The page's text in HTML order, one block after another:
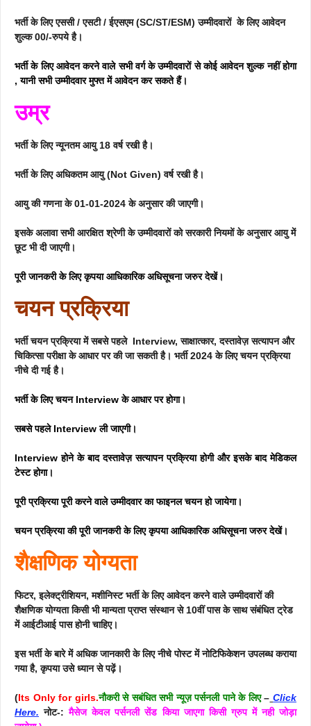
भर्ती के लिए एससी / एसटी / ईएसएम (SC/ST/ESM) उम्मीदवारों के लिए आवेदन
शुल्क 00/-रुपये है।
भर्ती के लिए आवेदन करने वाले सभी वर्ग के उम्मीदवारों से कोई आवेदन शुल्क नहीं होगा
, यानी सभी उम्मीदवार मुफ्त में आवेदन कर सकते हैं।
उम्र
भर्ती के लिए न्यूनतम आयु 18 वर्ष रखी है।
भर्ती के लिए अधिकतम आयु (Not Given) वर्ष रखी है।
आयु की गणना के 01-01-2024 के अनुसार की जाएगी।
इसके अलावा सभी आरक्षित श्रेणी के उम्मीदवारों को सरकारी नियमों के अनुसार आयु में
छूट भी दी जाएगी।
पूरी जानकरी के लिए कृपया आधिकारिक अधिसूचना जरुर देखें।
चयन प्रक्रिया
भर्ती चयन प्रक्रिया में सबसे पहले Interview, साक्षात्कार, दस्तावेज़ सत्यापन और
चिकित्सा परीक्षा के आधार पर की जा सकती है। भर्ती 2024 के लिए चयन प्रक्रिया
नीचे दी गई है।
भर्ती के लिए चयन Interviewके आधार पर होगा।
सबसे पहले Interviewली जाएगी।
Interviewहोने के बाद दस्तावेज़ सत्यापन प्रक्रिया होगी और इसके बाद मेडिकल
टेस्ट होगा।
पूरी प्रक्रिया पूरी करने वाले उम्मीदवार का फाइनल चयन हो जायेगा।
चयन प्रक्रिया की पूरी जानकरी के लिए कृपया आधिकारिक अधिसूचना जरुर देखें।
शैक्षणिक योग्यता
फिटर, इलेक्ट्रीशियन, मशीनिस्ट भर्ती के लिए आवेदन करने वाले उम्मीदवारों की
शैक्षणिक योग्यता किसी भी मान्यता प्राप्त संस्थान से 10वीं पास के साथ संबंधित ट्रेड
में आईटीआई पास होनी चाहिए।
इस भर्ती के बारे में अधिक जानकारी के लिए नीचे पोस्ट में नोटिफिकेशन उपलब्ध कराया
गया है, कृपया उसे ध्यान से पढ़ें।
(Its Only for girls.नौकरी से सबंधित सभी न्यूज़ पर्सनली पाने के लिए– Click
Here. नोट-: मैसेज केवल पर्सनली सेंड किया जाएगा किसी ग्रुप में नही जोड़ा